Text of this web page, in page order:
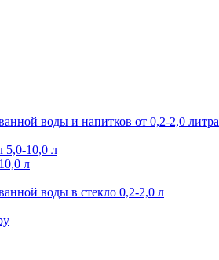
воды и напитков от 0,2-2,0 литра
5,0-10,0 л
л
воды в стекло 0,2-2,0 л